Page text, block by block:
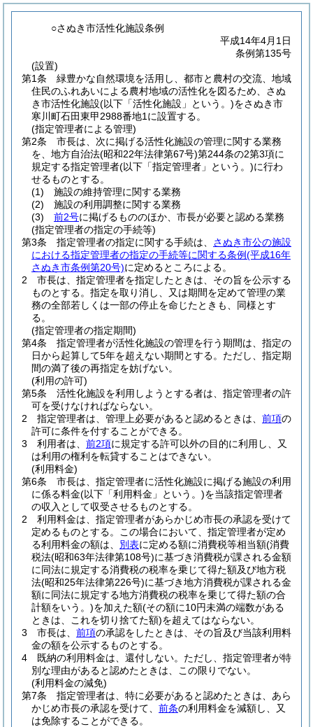
○さぬき市活性化施設条例
平成14年4月1日
条例第135号
(設置)
第1条
緑豊かな自然環境を活用し、都市と農村の交流、地域
住民のふれあいによる農村地域の活性化を図るため、さぬ
き市活性化施設(以下「活性化施設」という。)をさぬき市
寒川町石田東甲2988番地1に設置する。
(指定管理者による管理)
第2条
市長は、次に掲げる活性化施設の管理に関する業務
を、地方自治法(昭和22年法律第67号)第244条の2第3項に
規定する指定管理者(以下「指定管理者」という。)に行わ
せるものとする。
(1)
施設の維持管理に関する業務
(2)
施設の利用調整に関する業務
(3)
前2号に掲げるもののほか、市長が必要と認める業務
(指定管理者の指定の手続等)
第3条
指定管理者の指定に関する手続は、 さぬき市公の施設
における指定管理者の指定の手続等に関する条例(平成16年
さぬき市条例第20号)に定めるところによる。
2
市長は、指定管理者を指定したときは、その旨を公示する
ものとする。 指定を取り消し、又は期間を定めて管理の業
務の全部若しくは一部の停止を命じたときも、同様とす
る。
(指定管理者の指定期間)
第4条
指定管理者が活性化施設の管理を行う期間は、指定の
日から起算して5年を超えない期間とする。 ただし、指定期
間の満了後の再指定を妨げない。
(利用の許可)
第5条
活性化施設を利用しようとする者は、指定管理者の許
可を受けなければならない。
2
指定管理者は、管理上必要があると認めるときは、 前項の
許可に条件を付することができる。
3
利用者は、 前2項に規定する許可以外の目的に利用し、又
は利用の権利を転貸することはできない。
(利用料金)
第6条
市長は、指定管理者に活性化施設に掲げる施設の利用
に係る料金(以下「利用料金」という。)を当該指定管理者
の収入として収受させるものとする。
2
利用料金は、指定管理者があらかじめ市長の承認を受けて
定めるものとする。
この場合において、指定管理者が定め
る利用料金の額は、 別表に定める額に消費税等相当額(消費
税法(昭和63年法律第108号)に基づき消費税が課される金額
に同法に規定する消費税の税率を乗じて得た額及び地方税
法(昭和25年法律第226号)に基づき地方消費税が課される金
額に同法に規定する地方消費税の税率を乗じて得た額の合
計額をいう。)を加えた額(その額に10円未満の端数がある
ときは、これを切り捨てた額)を超えてはならない。
3
市長は、 前項の承認をしたときは、その旨及び当該利用料
金の額を公示するものとする。
4
既納の利用料金は、還付しない。 ただし、指定管理者が特
別な理由があると認めたときは、この限りでない。
(利用料金の減免)
第7条
指定管理者は、特に必要があると認めたときは、あら
かじめ市長の承認を受けて、 前条の利用料金を減額し、又
は免除することができる。